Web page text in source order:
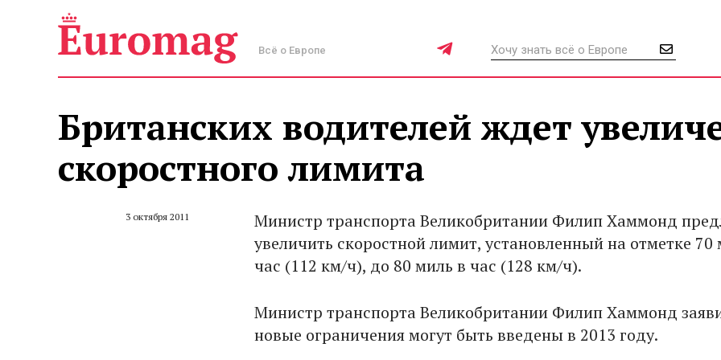
Всё о Европе
Британских водителей ждет
скоростного лимита
3 октября 2011
Министр транспорта Великобритании Филип Хаммонд
увеличить скоростной лимит, установленный на отметке 70
час (112 км/ч), до 80 миль в час (128 км/ч).
Министр транспорта Великобритании Филип Хаммонд
новые ограничения могут быть введены в 2013 году.